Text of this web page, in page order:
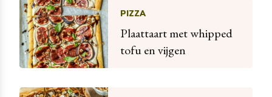
PIZZA
Plaattaart met whipped
tofu en vijgen